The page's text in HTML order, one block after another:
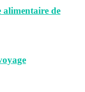
alimentaire de